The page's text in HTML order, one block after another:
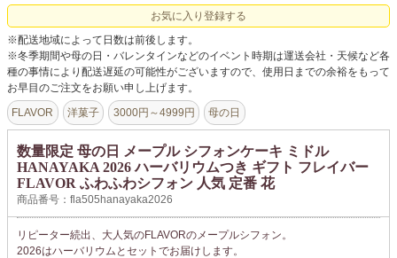
お気に入り登録する
※配送地域によって日数は前後します。
※冬季期間や母の日・バレンタインなどのイベント時期は運送会社・天候など各
種の事情により配送遅延の可能性がございますので、使用日までの余裕をもって
お早目のご注文をお願い申し上げます。
FLAVOR 洋菓子 3000円～4999円 母の日
数量限定 母の日 メープル シフォンケーキ ミドル
HANAYAKA 2026 ハーバリウムつき ギフト フレイバー
FLAVOR ふわふわシフォン 人気 定番 花
商品番号：fla505hanayaka2026
リピーター続出、大人気のFLAVORのメープルシフォン。
2026はハーバリウムとセットでお届けします。